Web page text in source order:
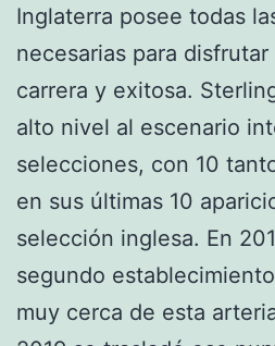
Inglaterra posee todas
necesarias para
carrera y exitosa.
alto nivel al escenario
selecciones, con 10
en sus últimas 10
selección inglesa. En
segundo
muy cerca de esta